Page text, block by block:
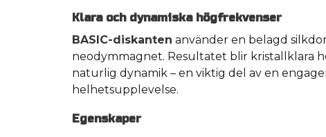
Klara och dynamiska högfrekvenser
BASIC-diskanten använder en belagd
neodymmagnet. Resultatet blir kristallklara
naturlig dynamik – en viktig del av en
helhetsupplevelse.
Egenskaper